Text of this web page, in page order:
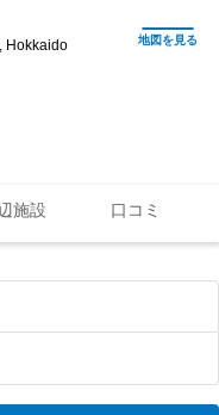
施設 口コミ
Hokkaido